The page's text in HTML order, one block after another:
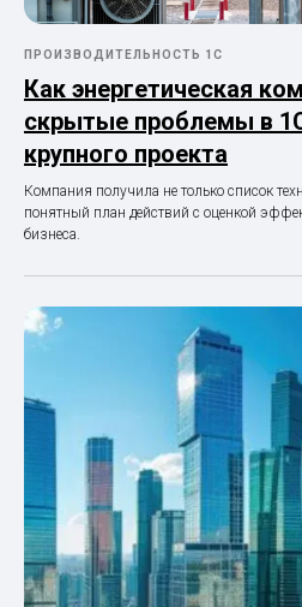
ПРОИЗВОДИТЕЛЬНОСТЬ 1С
Как энергетическая
скрытые проблемы в
крупного проекта
Компания получила не только список
понятный план действий с оценкой
бизнеса.